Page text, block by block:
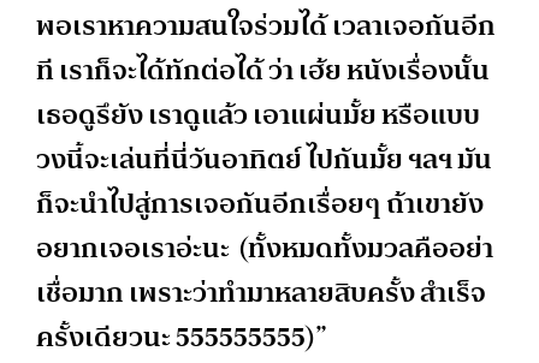
พอเราหาความสนใจร่วมได้ เวลาเจอกันอีก
ที เราก็จะได้ทักต่อได้ ว่า เฮ้ย หนังเรื่องนั้น
เธอดูรึยัง เราดูแล้ว เอาแผ่นมั้ย หรือแบบ
วงนี้จะเล่นที่นี่วันอาทิตย์ ไปกันมั้ย ฯลฯ มัน
ก็จะนำไปสู่การเจอกันอีกเรื่อยๆ ถ้าเขายัง
อยากเจอเราอ่ะนะ (ทั้งหมดทั้งมวลคืออย่า
เชื่อมาก เพราะว่าทำมาหลายสิบครั้ง สำเร็จ
ครั้งเดียวนะ 555555555)”